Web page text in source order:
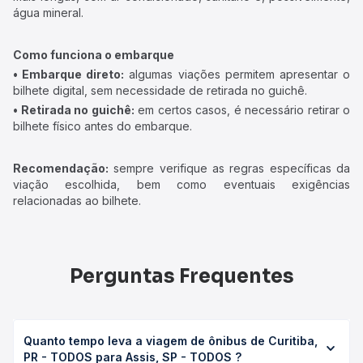
água mineral.
Como funciona o embarque
• Embarque direto: algumas viações permitem apresentar o
bilhete digital, sem necessidade de retirada no guichê.
• Retirada no guichê: em certos casos, é necessário retirar o
bilhete físico antes do embarque.
Recomendação: sempre verifique as regras específicas da
viação escolhida, bem como eventuais exigências
relacionadas ao bilhete.
Perguntas Frequentes
Quanto tempo leva a viagem de ônibus de Curitiba,
PR - TODOS para Assis, SP - TODOS ?